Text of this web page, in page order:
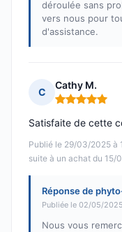
déroulée sans
vers nous pour
d'assistance.
C
Cathy M.
Note : 5 sur 5
Publié le 29/03/2025 à
suite à un achat du 15/
Satisfaite de cette
Réponse de
Publiée le 02/05/2025
Nous vous